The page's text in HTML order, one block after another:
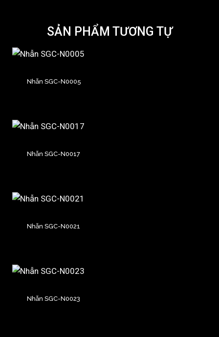
SẢN PHẨM TƯƠNG TỰ
Nhẫn SGC-N0005
Nhẫn SGC-N0017
Nhẫn SGC-N0021
Nhẫn SGC-N0023